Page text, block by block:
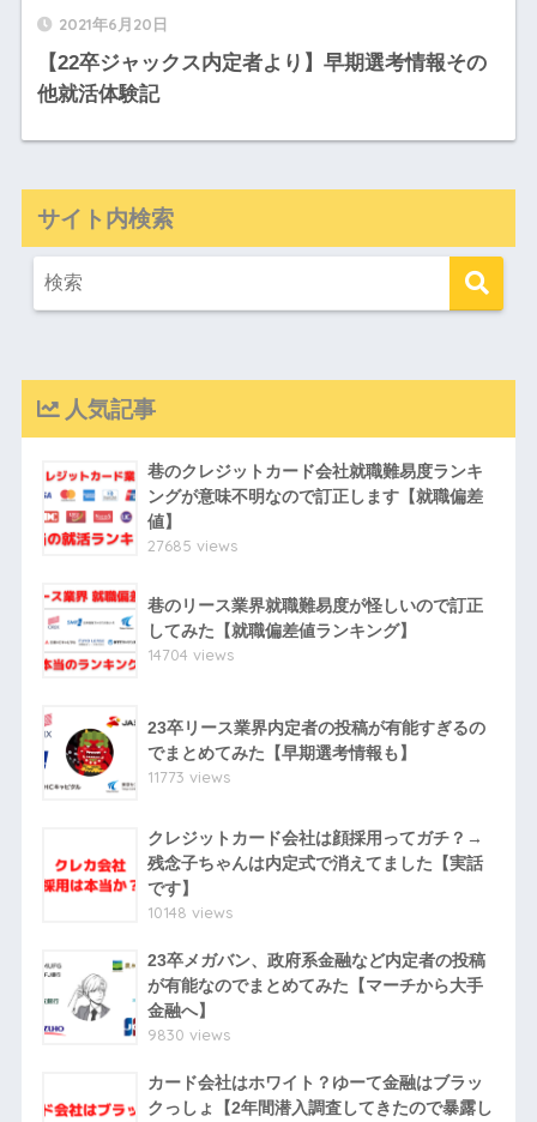
2021年6月20日
【22卒ジャックス内定者より】早期選考情報その
他就活体験記
サイト内検索
人気記事
巷のクレジットカード会社就職難易度ランキ
ングが意味不明なので訂正します【就職偏差
値】
27685 views
巷のリース業界就職難易度が怪しいので訂正
してみた【就職偏差値ランキング】
14704 views
23卒リース業界内定者の投稿が有能すぎるの
でまとめてみた【早期選考情報も】
11773 views
クレジットカード会社は顔採用ってガチ？→
残念子ちゃんは内定式で消えてました【実話
です】
10148 views
23卒メガバン、政府系金融など内定者の投稿
が有能なのでまとめてみた【マーチから大手
金融へ】
9830 views
カード会社はホワイト？ゆーて金融はブラッ
クっしょ【2年間潜入調査してきたので暴露し